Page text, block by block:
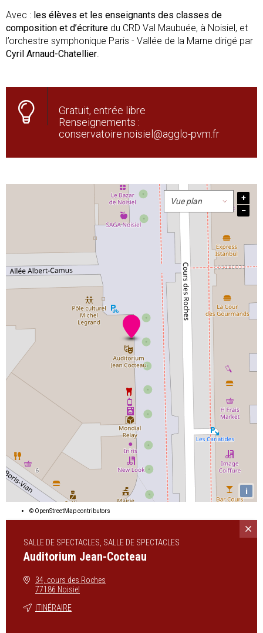
Avec : les élèves et les enseignants des classes de
composition et d’écriture du CRD Val Maubuée, à Noisiel, et
l’orchestre symphonique Paris - Vallée de la Marne dirigé par
Cyril Arnaud-Chatellier.
Gratuit, entrée libre
Renseignements :
conservatoire.noisiel@agglo-pvm.fr
i
+
−
© OpenStreetMapcontributors
SALLE DE SPECTACLES, SALLE DE SPECTACLES
Auditorium Jean-Cocteau
34, cours des Roches
77186 Noisiel
ITINÉRAIRE